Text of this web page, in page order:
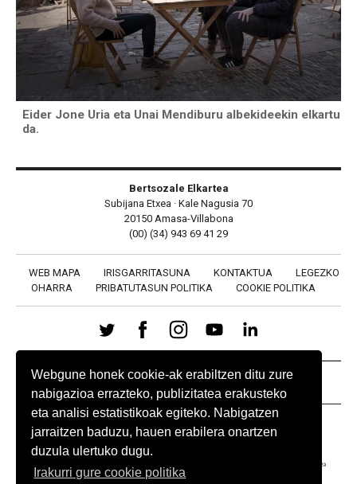
Webgune honek cookie-ak erabiltzen ditu zure
nabigazioa errazteko, publizitatea erakusteko
eta analisi estatistikoak egiteko. Nabigatzen
jarraitzen baduzu, hauen erabilera onartzen
duzula ulertuko dugu.
Irakurri gure cookie politika
Eider Jone Uria eta Unai Mendiburu albekideekin elkartu
da.
Bertsozale Elkartea
Subijana Etxea · Kale Nagusia 70
20150 Amasa-Villabona
(00) (34) 943 69 41 29
WEB MAPA IRISGARRITASUNA KONTAKTUA
LEGEZKO
OHARRA
PRIBATUTASUN POLITIKA COOKIE POLITIKA
BABESLEAK